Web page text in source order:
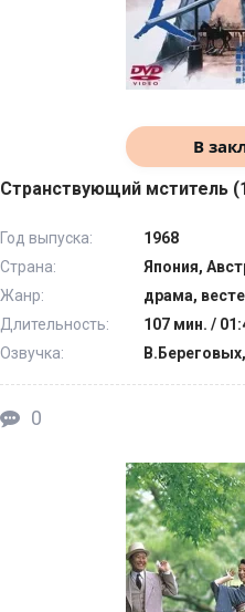
В
Странствующий мститель
Год выпуска:
1968
Страна:
Япония,
Жанр:
драма,
Длительность:
107 мин. /
Озвучка:
0